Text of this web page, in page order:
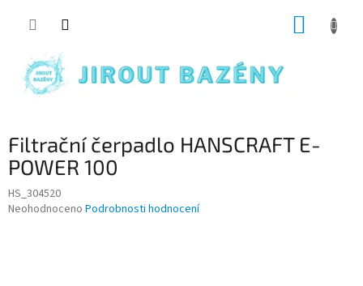
Filtrační čerpadlo HANSCRAFT E-
POWER 100
HS_304520
Průměrné hodnocení produktu je 0,0 z 5 hvězdiček.
Neohodnoceno Podrobnosti hodnocení